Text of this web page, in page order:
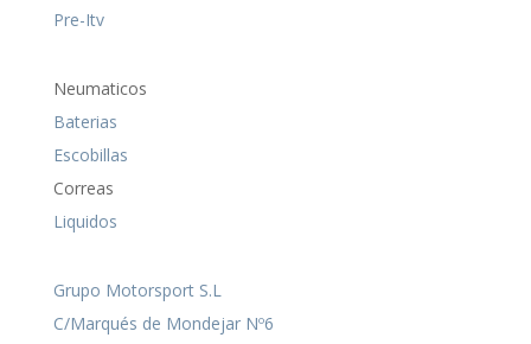
Pre-Itv
Neumaticos
Baterias
Escobillas
Correas
Liquidos
Grupo Motorsport S.L
C/Marqués de Mondejar Nº6